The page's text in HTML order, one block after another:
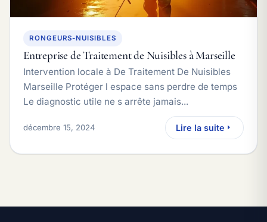
RONGEURS-NUISIBLES
Entreprise de Traitement de Nuisibles à Marseille
Intervention locale à De Traitement De Nuisibles
Marseille Protéger l espace sans perdre de temps
Le diagnostic utile ne s arrête jamais...
décembre 15, 2024 Lire la suite